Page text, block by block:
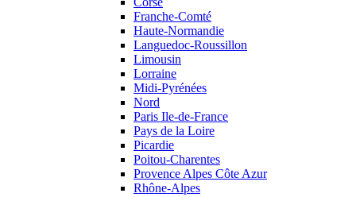
Franche-Comté
Haute-Normandie
Languedoc-Roussillon
Limousin
Lorraine
Midi-Pyrénées
Nord
Paris Ile-de-France
Pays de la Loire
Picardie
Poitou-Charentes
Provence Alpes Côte Azur
Rhône-Alpes